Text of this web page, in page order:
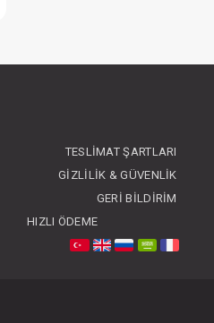
TESLIMAT ŞARTLARI
GIZLILIK & GÜVENLIK
GERI BILDIRIM
HIZLI ÖDEME